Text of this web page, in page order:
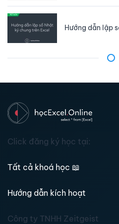
Hướng dẫn lập
Click đăng ký học tại:
Tất cả khoá học 📖
Hướng dẫn kích hoạt
Công ty TNHH Zeitgeist